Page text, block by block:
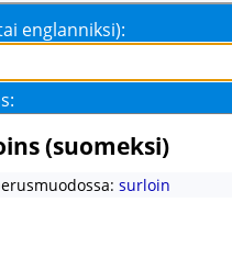
englanniksi):
(suomeksi)
surloin